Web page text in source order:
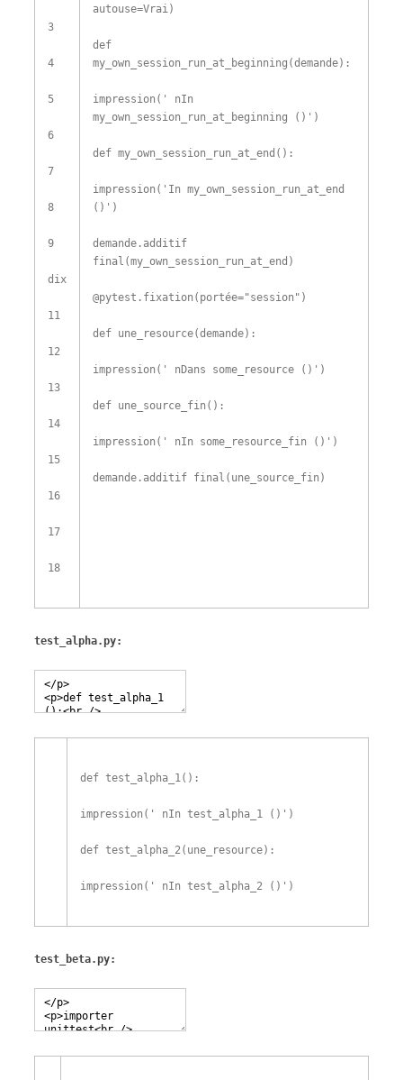
3
4
5
6
7
8
9
dix
11
12
13
14
15
16
17
18
autouse=Vrai)
def
my_own_session_run_at_beginning (demande) :
impression ( ' nIn
my_own_session_run_at_beginning ()' )
def my_own_session_run_at_end ( ) :
impression ( 'In my_own_session_run_at_end
()' )
demande . additif
final (my_own_session_run_at_end )
@pytest . fixation ( portée="session" )
def une_resource(demande) :
impression ( ' nDans some_resource ()' )
def une_source_fin ( ) :
impression ( ' nIn some_resource_fin ()' )
demande . additif final ( une_source_fin )
test_alpha.py:
def test_alpha_1( ) :
impression ( ' nIn test_alpha_1 ()' )
def test_alpha_2( une_resource) :
impression ( ' nIn test_alpha_2 ()' )
test_beta.py: